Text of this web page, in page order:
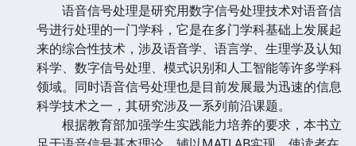
语音信号处理是研究用数字信号处理技术对语音信
号进行处理的一门学科，它是在多门学科基础上发展起
来的综合性技术，涉及语音学、语言学、生理学及认知
科学、数字信号处理、模式识别和人工智能等许多学科
领域。同时语音信号处理也是目前发展最为迅速的信息
科学技术之一，其研究涉及一系列前沿课题。
根据教育部加强学生实践能力培养的要求，本书立